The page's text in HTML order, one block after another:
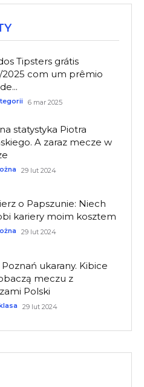
Tipsters grátis
2025 com um prêmio
6 mar 2025
statystyka Piotra
A zaraz mecze w
29 lut 2024
o Papszunie: Niech
kariery moim kosztem
29 lut 2024
ukarany. Kibice
meczu z
Polski
29 lut 2024